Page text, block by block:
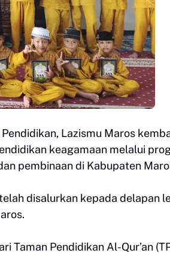
Lazismu Maros
keagamaan melalui
pembinaan di Kabupaten
disalurkan kepada delapan
Pendidikan Al-Qur’an